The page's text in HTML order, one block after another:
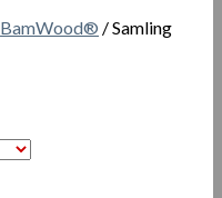
BamWood® /Samling